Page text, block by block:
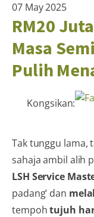
07 May 2025
RM20
Masa
Pulih
Kongsikan:
Tak tunggu lama,
sahaja ambil alih
LSH Service
padang’ dan
tempohtujuh